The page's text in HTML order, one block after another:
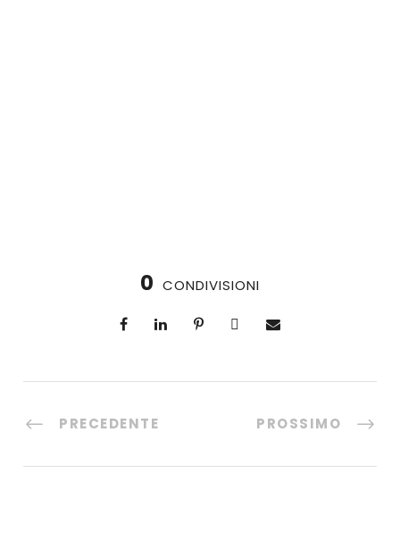
0 CONDIVISIONI
PRECEDENTE PROSSIMO